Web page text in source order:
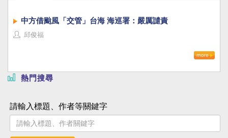
中方借颱風「交管」台海 海巡署：嚴厲譴責
邱俊福
熱門搜尋
請輸入標題、作者等關鍵字